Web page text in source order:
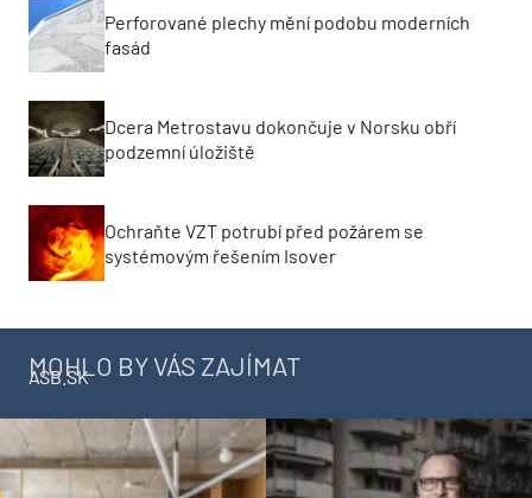
Perforované plechy mění podobu moderních
fasád
Dcera Metrostavu dokončuje v Norsku obří
podzemní úložiště
Ochraňte VZT potrubí před požárem se
systémovým řešením Isover
MOHLO BY VÁS ZAJÍMAT
ASB.SK